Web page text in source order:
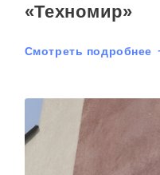
«Техномир»
Смотреть подробнее